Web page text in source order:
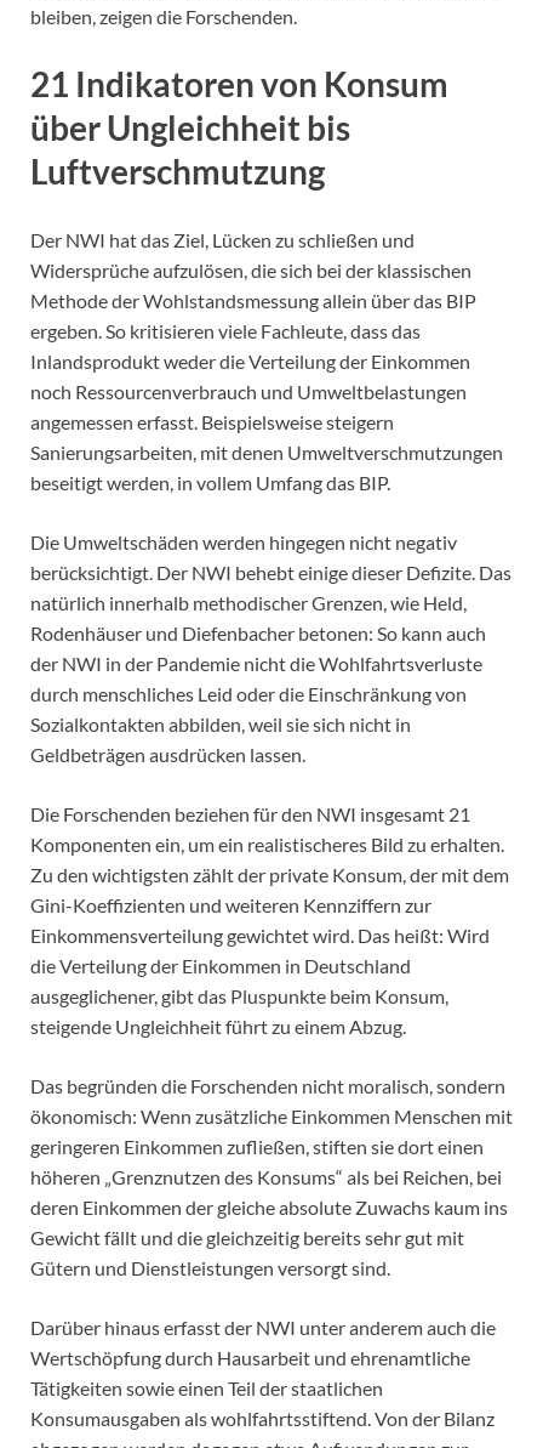
bleiben, zeigen die Forschenden.
21 Indikatoren von Konsum
über Ungleichheit bis
Luftverschmutzung
Der NWI hat das Ziel, Lücken zu schließen und
Widersprüche aufzulösen, die sich bei der klassischen
Methode der Wohlstandsmessung allein über das BIP
ergeben. So kritisieren viele Fachleute, dass das
Inlandsprodukt weder die Verteilung der Einkommen
noch Ressourcenverbrauch und Umweltbelastungen
angemessen erfasst. Beispielsweise steigern
Sanierungsarbeiten, mit denen Umweltverschmutzungen
beseitigt werden, in vollem Umfang das BIP.
Die Umweltschäden werden hingegen nicht negativ
berücksichtigt. Der NWI behebt einige dieser Defizite. Das
natürlich innerhalb methodischer Grenzen, wie Held,
Rodenhäuser und Diefenbacher betonen: So kann auch
der NWI in der Pandemie nicht die Wohlfahrtsverluste
durch menschliches Leid oder die Einschränkung von
Sozialkontakten abbilden, weil sie sich nicht in
Geldbeträgen ausdrücken lassen.
Die Forschenden beziehen für den NWI insgesamt 21
Komponenten ein, um ein realistischeres Bild zu erhalten.
Zu den wichtigsten zählt der private Konsum, der mit dem
Gini-Koeffizienten und weiteren Kennziffern zur
Einkommensverteilung gewichtet wird. Das heißt: Wird
die Verteilung der Einkommen in Deutschland
ausgeglichener, gibt das Pluspunkte beim Konsum,
steigende Ungleichheit führt zu einem Abzug.
Das begründen die Forschenden nicht moralisch, sondern
ökonomisch: Wenn zusätzliche Einkommen Menschen mit
geringeren Einkommen zufließen, stiften sie dort einen
höheren „Grenznutzen des Konsums“ als bei Reichen, bei
deren Einkommen der gleiche absolute Zuwachs kaum ins
Gewicht fällt und die gleichzeitig bereits sehr gut mit
Gütern und Dienstleistungen versorgt sind.
Darüber hinaus erfasst der NWI unter anderem auch die
Wertschöpfung durch Hausarbeit und ehrenamtliche
Tätigkeiten sowie einen Teil der staatlichen
Konsumausgaben als wohlfahrtsstiftend. Von der Bilanz